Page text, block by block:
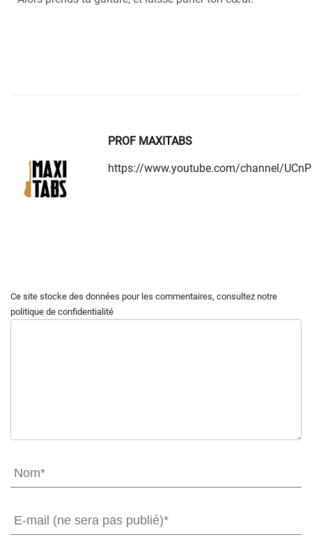
PROF MAXITABS
https://www.youtube.com/channel/
Ce site stocke des données pour les commentaires, consultez notre
politique de confidentialité